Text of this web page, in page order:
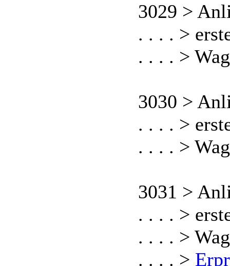
3029 >
. . . . >
. . . . >
3030 >
. . . . >
. . . . >
3031 >
. . . . >
. . . . >
. . . . >